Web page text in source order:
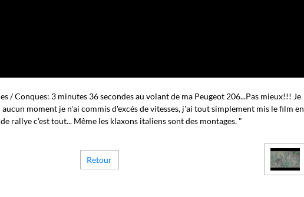
/ Conques: 3 minutes 36 secondes au volant de ma Peugeot 206...Pas mieux!!! Je
aucun moment je n'ai commis d'excés de vitesses, j'ai tout simplement mis le film en
rallye c'est tout... Même les klaxons italiens sont des montages. "
Retour